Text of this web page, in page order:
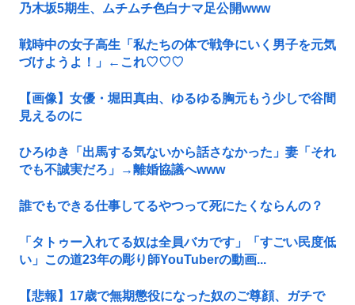
乃木坂5期生、ムチムチ色白ナマ足公開www
戦時中の女子高生「私たちの体で戦争にいく男子を元気
づけようよ！」←これ♡♡♡
【画像】女優・堀田真由、ゆるゆる胸元もう少しで谷間
見えるのに
ひろゆき「出馬する気ないから話さなかった」妻「それ
でも不誠実だろ」→離婚協議へwww
誰でもできる仕事してるやつって死にたくならんの？
「タトゥー入れてる奴は全員バカです」「すごい民度低
い」この道23年の彫り師YouTuberの動画...
【悲報】17歳で無期懲役になった奴のご尊顔、ガチで